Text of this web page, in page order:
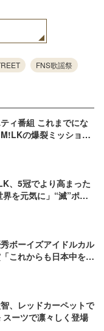
FNS歌謡祭
ィ番組 これまでにな
の爆裂ミッショ
、5冠でより高まった
を元気に」“滅”ポー
ボーイズアイドルカル
これからも日本中をも
、レッドカーペットで
ーツで凛々しく登場